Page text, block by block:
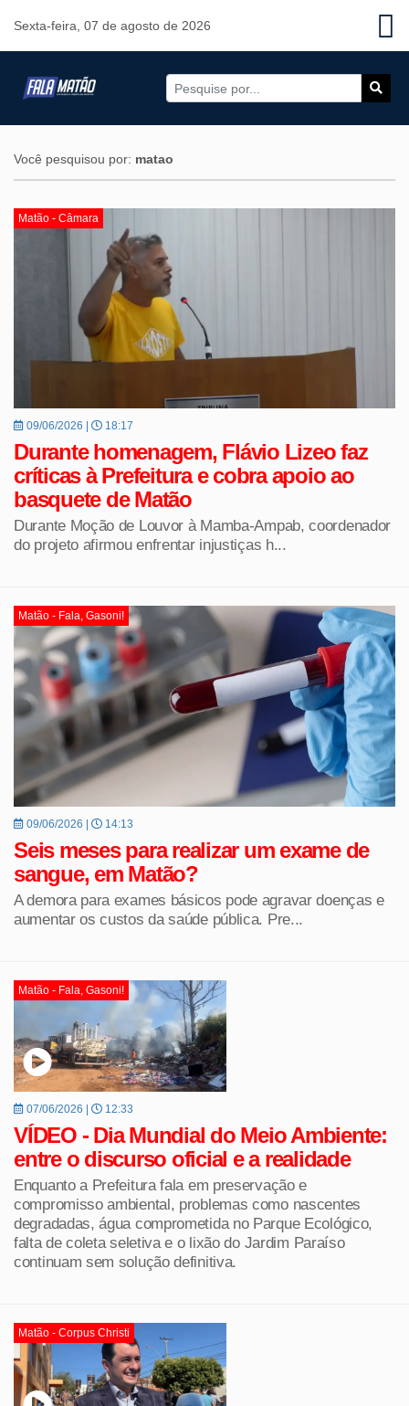
Sexta-feira, 07 de agosto de 2026
Você pesquisou por: matao
Matão - Câmara
09/06/2026 | 18:17
Durante homenagem, Flávio Lizeo faz
críticas à Prefeitura e cobra apoio ao
basquete de Matão
Durante Moção de Louvor à Mamba-Ampab, coordenador
do projeto afirmou enfrentar injustiças h...
Matão - Fala, Gasoni!
09/06/2026 | 14:13
Seis meses para realizar um exame de
sangue, em Matão?
A demora para exames básicos pode agravar doenças e
aumentar os custos da saúde pública. Pre...
Matão - Fala, Gasoni!
07/06/2026 | 12:33
VÍDEO - Dia Mundial do Meio Ambiente:
entre o discurso oficial e a realidade
Enquanto a Prefeitura fala em preservação e
compromisso ambiental, problemas como nascentes
degradadas, água comprometida no Parque Ecológico,
falta de coleta seletiva e o lixão do Jardim Paraíso
continuam sem solução definitiva.
Matão - Corpus Christi